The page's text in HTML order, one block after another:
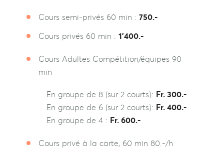
Cours semi-privés 60 min :750.-
Cours privés 60 min :1’400.-
Cours Adultes Compétition/équipes 90
min
En groupe de 8 (sur 2 courts): Fr. 300.-
En groupe de 6 (sur 2 courts): Fr. 400.-
En groupe de 4 : Fr. 600.-
Cours privé à la carte, 60 min 80.-/h